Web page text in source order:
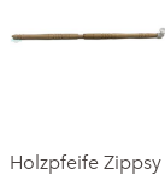
Holzpfeife Zippsy